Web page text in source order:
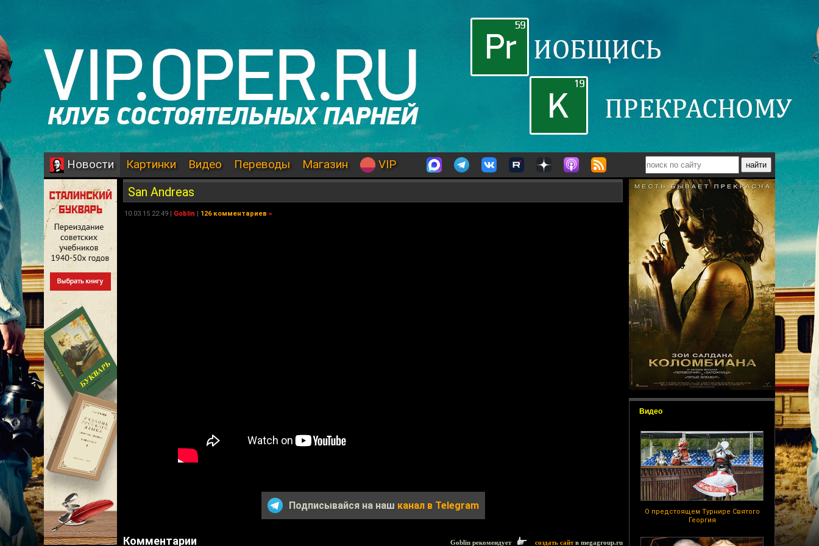
Новости Картинки Видео Переводы Магазин VIP
Видео
О предстоящем Турнире Святого
Георгия
San Andreas
10.03.15 22:49 | Goblin | 126 комментариев »
Подписывайся на наш канал в Telegram
Комментарии Goblin рекомендует создать сайтв megagroup.ru